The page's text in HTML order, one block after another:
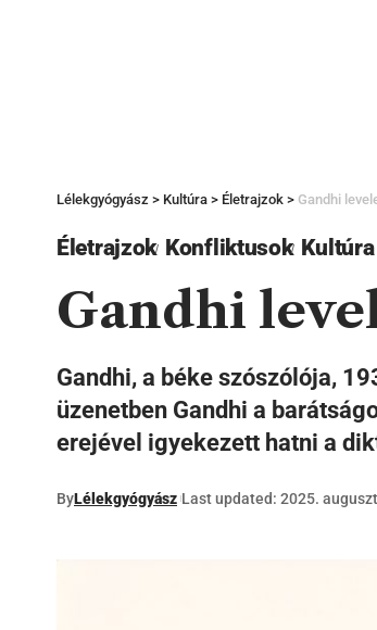
Lélekgyógyász > Kultúra > Életrajzok > Gandhi
Életrajzok Konfliktusok Kultúra
Gandhi
Gandhi, a béke szószólója,
üzenetben Gandhi a
erejével igyekezett hatni a
ByLélekgyógyász Last updated: 2025.